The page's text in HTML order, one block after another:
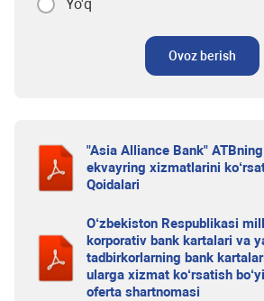
Yo'q
Ovoz berish
"Asia Alliance Bank"
ekvayring xizmatlarini
Qoidalari
O‘zbekiston Respublikasi
korporativ bank kartalari va
tadbirkorlarning bank
ularga xizmat ko‘rsatish
oferta shartnomasi